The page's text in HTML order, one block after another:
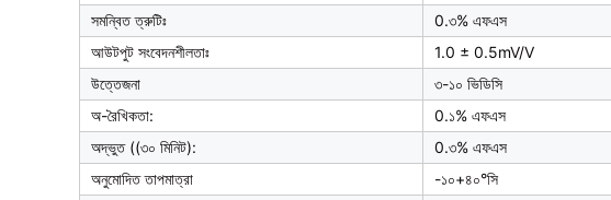
সমন্বিত ত্রুটিঃ
0.৩% এফএস
আউটপুট সংবেদনশীলতাঃ
1.0 ± 0.5mV/V
উত্তেজনা
৩-১০ ভিডিসি
অ-রৈখিকতা:
0.১% এফএস
অদ্ভুত ((৩০ মিনিট):
0.৩% এফএস
অনুমোদিত তাপমাত্রা
-১০+৪০°সি